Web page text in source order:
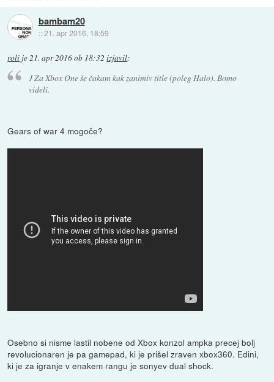
bambam20
::21. apr 2016, 18:59
roli je21. apr 2016 ob 18:32 izjavil:
J Za Xbox One še čakam kak zanimiv title (poleg Halo). Bomo
videli.
Gears of war 4 mogoče?
Osebno si nisme lastil nobene od Xbox konzol ampka precej bolj
revolucionaren je pa gamepad, ki je prišel zraven xbox360. Edini,
ki je za igranje v enakem rangu je sonyev dual shock.